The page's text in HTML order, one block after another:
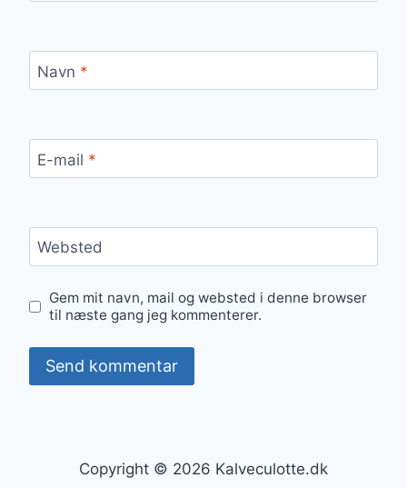
Navn *
E-mail *
Websted
Gem mit navn, mail og websted i denne browser
til næste gang jeg kommenterer.
Copyright © 2026 Kalveculotte.dk